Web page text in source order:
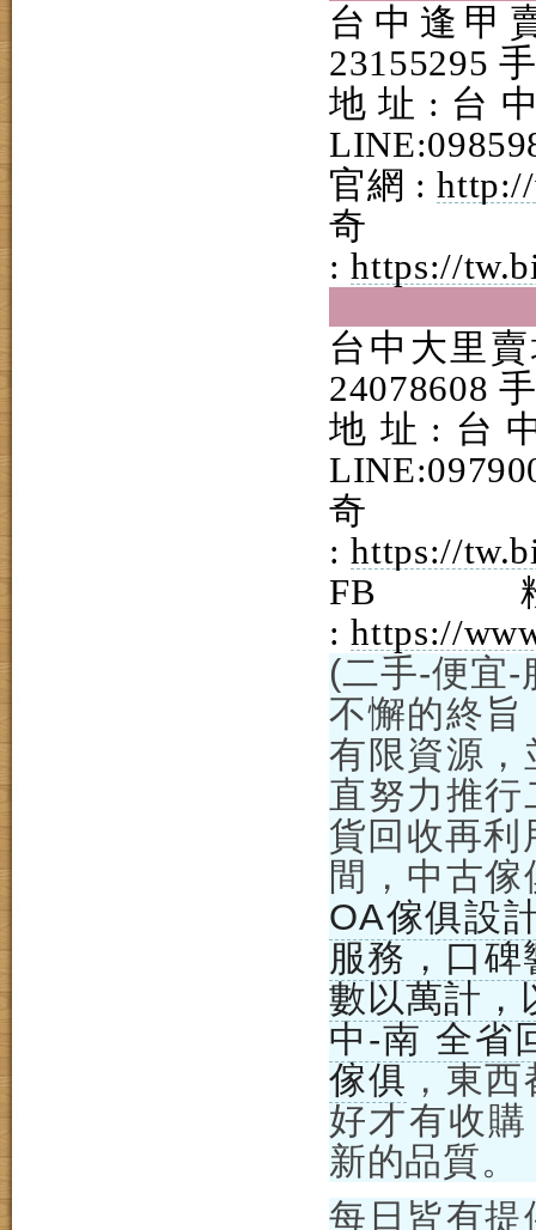
台中逢甲
23155295
地址:台
官網 :
奇
:https://
台中大里
24078608
地址:台
奇
:https://
FB
:https://
(二手-便宜-
不懈的終旨
有限資源，
直努力推
貨回收再利
間，中古
OA傢俱設
服務，口
數以萬計，
中-南 全省
傢俱 ，東
好才有收
新的品質。
每日皆有提